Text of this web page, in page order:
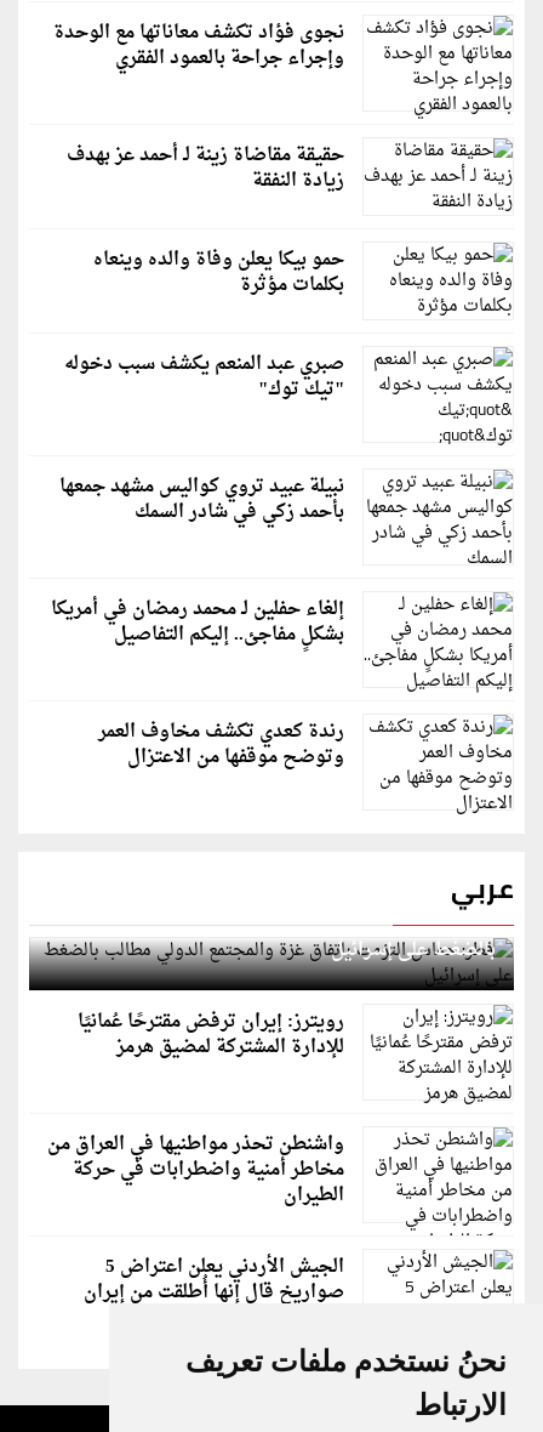
نحنُ نستخدم ملفات تعريف
الارتباط
نجوى فؤاد تكشف معاناتها مع الوحدة
وإجراء جراحة بالعمود الفقري
حقيقة مقاضاة زينة لـ أحمد عز بهدف
زيادة النفقة
حمو بيكا يعلن وفاة والده وينعاه
بكلمات مؤثرة
صبري عبد المنعم يكشف سبب دخوله
"تيك توك"
نبيلة عبيد تروي كواليس مشهد جمعها
بأحمد زكي في شادر السمك
إلغاء حفلين لـ محمد رمضان في أمريكا
بشكلٍ مفاجئ.. إليكم التفاصيل
رندة كعدي تكشف مخاوف العمر
وتوضح موقفها من الاعتزال
عربي
قطر: حماس التزمت باتفاق غزة والمجتمع الدولي مطالب
بالضغط على إسرائيل
رويترز: إيران ترفض مقترحًا عُمانيًا
للإدارة المشتركة لمضيق هرمز
واشنطن تحذر مواطنيها في العراق من
مخاطر أمنية واضطرابات في حركة
الطيران
الجيش الأردني يعلن اعتراض 5
صواريخ قال إنها أُطلقت من إيران